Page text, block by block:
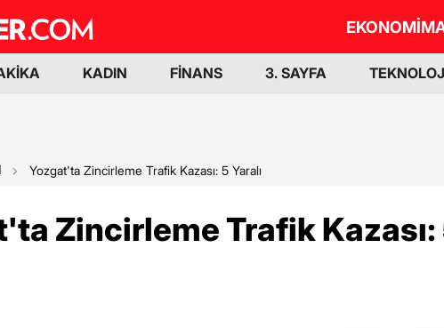
EKONOMİ
KADIN FİNANS 3. SAYFA
Yozgat'ta Zincirleme Trafik Kazası: 5 Yaralı
Zincirleme Trafik Kazası: